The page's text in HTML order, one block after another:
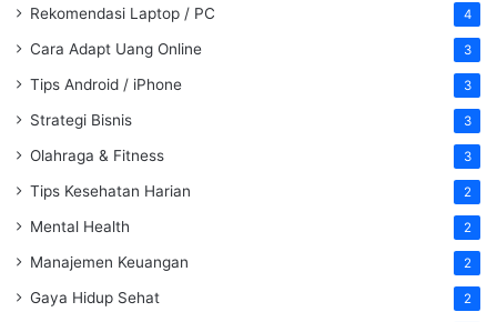
Rekomendasi Laptop / PC 4
Cara Adapt Uang Online 3
Tips Android / iPhone 3
Strategi Bisnis 3
Olahraga & Fitness 3
Tips Kesehatan Harian 2
Mental Health 2
Manajemen Keuangan 2
Gaya Hidup Sehat 2